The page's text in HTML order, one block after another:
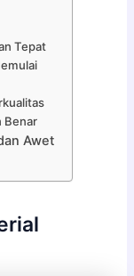
Tepat
Benar
Awet